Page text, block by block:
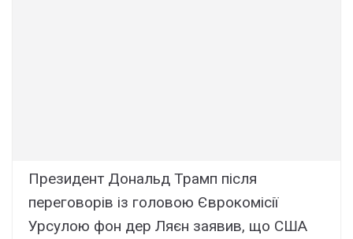
Президент Дональд Трамп після
переговорів із головою Єврокомісії
Урсулою фон дер Ляєн заявив, що США